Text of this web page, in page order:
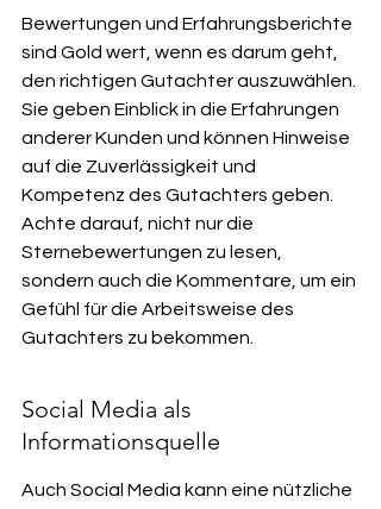
Bewertungen und Erfahrungsberichte
sind Gold wert, wenn es darum geht,
den richtigen Gutachter auszuwählen.
Sie geben Einblick in die Erfahrungen
anderer Kunden und können Hinweise
auf die Zuverlässigkeit und
Kompetenz des Gutachters geben.
Achte darauf, nicht nur die
Sternebewertungen zu lesen,
sondern auch die Kommentare, um ein
Gefühl für die Arbeitsweise des
Gutachters zu bekommen.
Social Media als
Informationsquelle
Auch Social Media kann eine nützliche